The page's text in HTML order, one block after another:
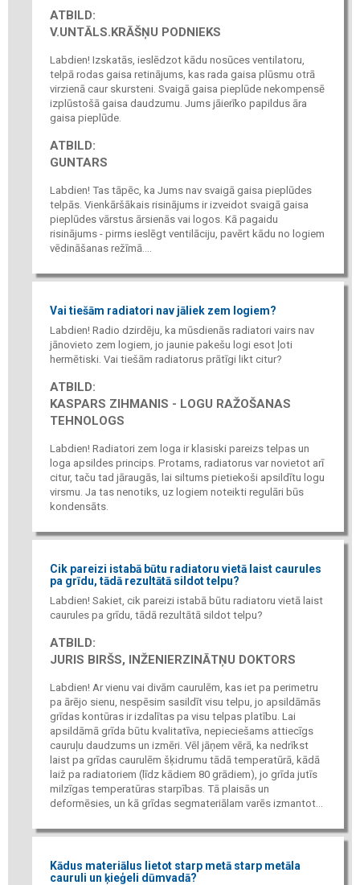
ATBILD:
V.UNTĀLS.KRĀŠŅU PODNIEKS
Labdien! Izskatās, ieslēdzot kādu nosūces ventilatoru,
telpā rodas gaisa retinājums, kas rada gaisa plūsmu otrā
virzienā caur skursteni. Svaigā gaisa pieplūde nekompensē
izplūstošā gaisa daudzumu. Jums jāierīko papildus āra
gaisa pieplūde.
ATBILD:
GUNTARS
Labdien! Tas tāpēc, ka Jums nav svaigā gaisa pieplūdes
telpās. Vienkāršākais risinājums ir izveidot svaigā gaisa
pieplūdes vārstus ārsienās vai logos. Kā pagaidu
risinājums - pirms ieslēgt ventilāciju, pavērt kādu no logiem
vēdināšanas režīmā....
Vai tiešām radiatori nav jāliek zem logiem?
Labdien! Radio dzirdēju, ka mūsdienās radiatori vairs nav
jānovieto zem logiem, jo jaunie pakešu logi esot ļoti
hermētiski. Vai tiešām radiatorus prātīgi likt citur?
ATBILD:
KASPARS ZIHMANIS - LOGU RAŽOŠANAS
TEHNOLOGS
Labdien! Radiatori zem loga ir klasiski pareizs telpas un
loga apsildes princips. Protams, radiatorus var novietot arī
citur, taču tad jāraugās, lai siltums pietiekoši apsildītu logu
virsmu. Ja tas nenotiks, uz logiem noteikti regulāri būs
kondensāts.
Cik pareizi istabā būtu radiatoru vietā laist caurules
pa grīdu, tādā rezultātā sildot telpu?
Labdien! Sakiet, cik pareizi istabā būtu radiatoru vietā laist
caurules pa grīdu, tādā rezultātā sildot telpu?
ATBILD:
JURIS BIRŠS, INŽENIERZINĀTŅU DOKTORS
Labdien! Ar vienu vai divām caurulēm, kas iet pa perimetru
pa ārējo sienu, nespēsim sasildīt visu telpu, jo apsildāmās
grīdas kontūras ir izdalītas pa visu telpas platību. Lai
apsildāmā grīda būtu kvalitatīva, nepieciešams attiecīgs
cauruļu daudzums un izmēri. Vēl jāņem vērā, ka nedrīkst
laist pa grīdas caurulēm šķidrumu tādā temperatūrā, kādā
laiž pa radiatoriem (līdz kādiem 80 grādiem), jo grīda jutīs
milzīgas temperatūras starpības. Tā plaisās un
deformēsies, un kā grīdas segmateriālam varēs izmantot...
Kādus materiālus lietot starp metā starp metāla
cauruli un ķieģeli dūmvadā?